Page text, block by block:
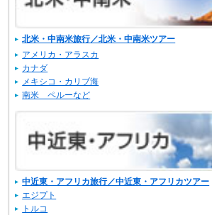
北米・中南米旅行／北米・中南米ツアー
アメリカ・アラスカ
カナダ
メキシコ・カリブ海
南米 ペルーなど
中近東・アフリカ旅行／中近東・アフリカツアー
エジプト
トルコ